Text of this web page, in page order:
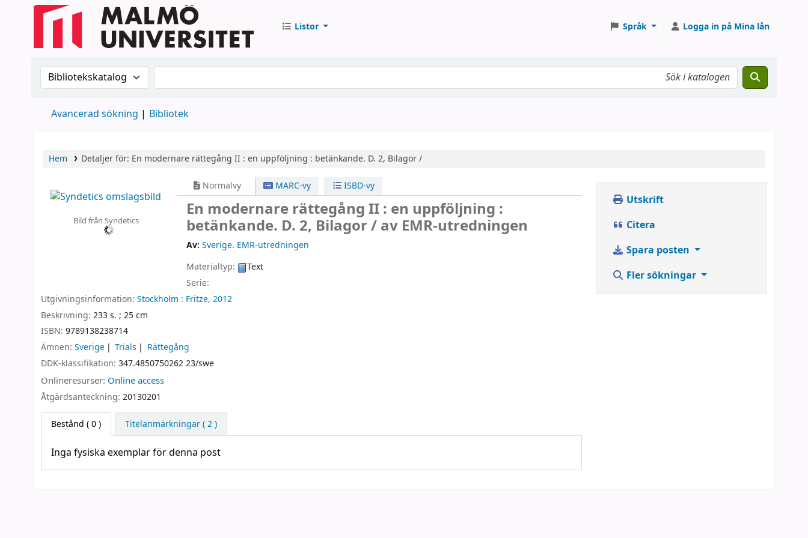
Listor Språk Logga in på Mina lån
Sök i katalogen efter:Sök i katalogen
Avancerad sökning Bibliotek
Hem Detaljer för: En modernare rättegång II : en uppföljning : betänkande. D. 2, Bilagor /
Bild från Syndetics
Normalvy MARC-vy ISBD-vy
En modernare rättegång II : en uppföljning :
betänkande. D. 2, Bilagor /av EMR-utredningen
Av: Sverige. EMR-utredningen
Materialtyp:
Text
Serie:
Utgivningsinformation: Stockholm : Fritze, 2012
Beskrivning: 233 s. ; 25 cm
ISBN: 9789138238714
Ämnen: Sverige Trials
Rättegång
DDK-klassifikation: 347.4850750262 23/swe
Onlineresurser: Online access
Åtgärdsanteckning: 20130201
Bestånd ( 0 ) Titelanmärkningar ( 2 )
Inga fysiska exemplar för denna post
Utskrift
Citera
Spara posten
Fler sökningar